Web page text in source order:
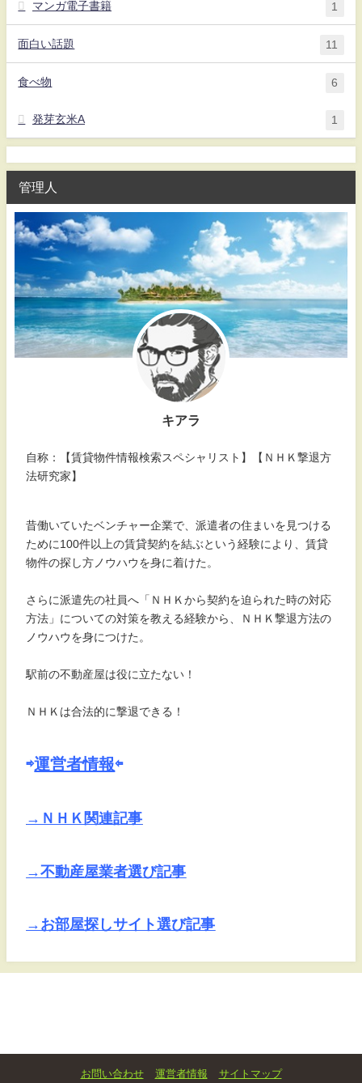
マンガ電子書籍 1
面白い話題 11
食べ物 6
発芽玄米A 1
管理人
キアラ
自称：【賃貸物件情報検索スペシャリスト】【ＮＨＫ撃退方
法研究家】
昔働いていたベンチャー企業で、派遣者の住まいを見つける
ために100件以上の賃貸契約を結ぶという経験により、賃貸
物件の探し方ノウハウを身に着けた。
さらに派遣先の社員へ「ＮＨＫから契約を迫られた時の対応
方法」についての対策を教える経験から、ＮＨＫ撃退方法の
ノウハウを身につけた。
駅前の不動産屋は役に立たない！
ＮＨＫは合法的に撃退できる！
⇨運営者情報⇦
→ＮＨＫ関連記事
→不動産屋業者選び記事
→お部屋探しサイト選び記事
お問い合わせ 運営者情報
サイトマップ